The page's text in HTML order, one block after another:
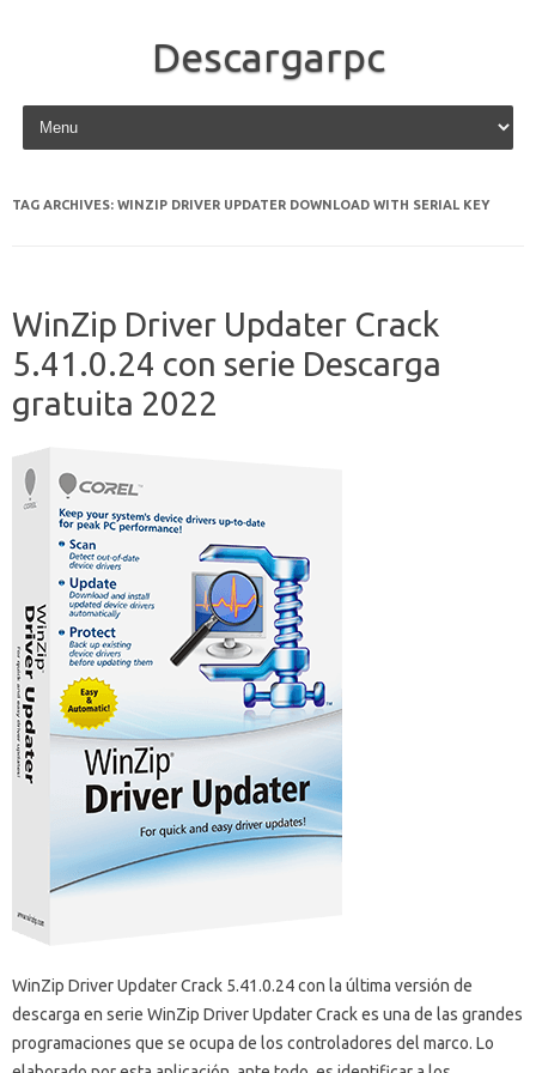
Descargarpc
Skip to content
TAG ARCHIVES: WINZIP DRIVER UPDATER DOWNLOAD WITH SERIAL KEY
WinZip Driver Updater Crack
5.41.0.24 con serie Descarga
gratuita 2022
WinZip Driver Updater Crack 5.41.0.24 con la última versión de
descarga en serie WinZip Driver Updater Crack es una de las grandes
programaciones que se ocupa de los controladores del marco. Lo